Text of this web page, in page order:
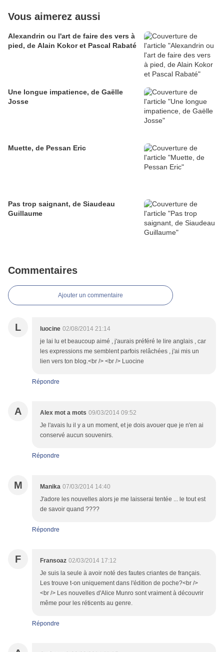
Vous aimerez aussi
Alexandrin ou l'art de faire des vers à
pied, de Alain Kokor et Pascal Rabaté
Une longue impatience, de Gaëlle
Josse
Muette, de Pessan Eric
Pas trop saignant, de Siaudeau
Guillaume
Commentaires
Ajouter un commentaire
L luocine 02/08/2014 21:14
je lai lu et beaucoup aimé , j'aurais préféré le lire anglais , car
les expressions me semblent parfois relâchées , j'ai mis un
lien vers ton blog.<br /> <br /> Luocine
Répondre
A Alex mot a mots 09/03/2014 09:52
Je l'avais lu il y a un moment, et je dois avouer que je n'en ai
conservé aucun souvenirs.
Répondre
M Manika 07/03/2014 14:40
J'adore les nouvelles alors je me laisserai tentée ... le tout est
de savoir quand ????
Répondre
F Fransoaz 02/03/2014 17:12
Je suis la seule à avoir noté des fautes criantes de français.
Les trouve t-on uniquement dans l'édition de poche?<br />
<br /> Les nouvelles d'Alice Munro sont vraiment à découvrir
même pour les réticents au genre.
Répondre